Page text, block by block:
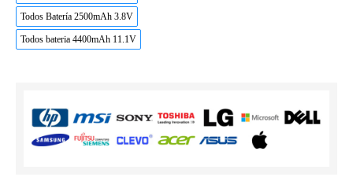
Todos Batería 2500mAh 3.8V
Todos bateria 4400mAh 11.1V